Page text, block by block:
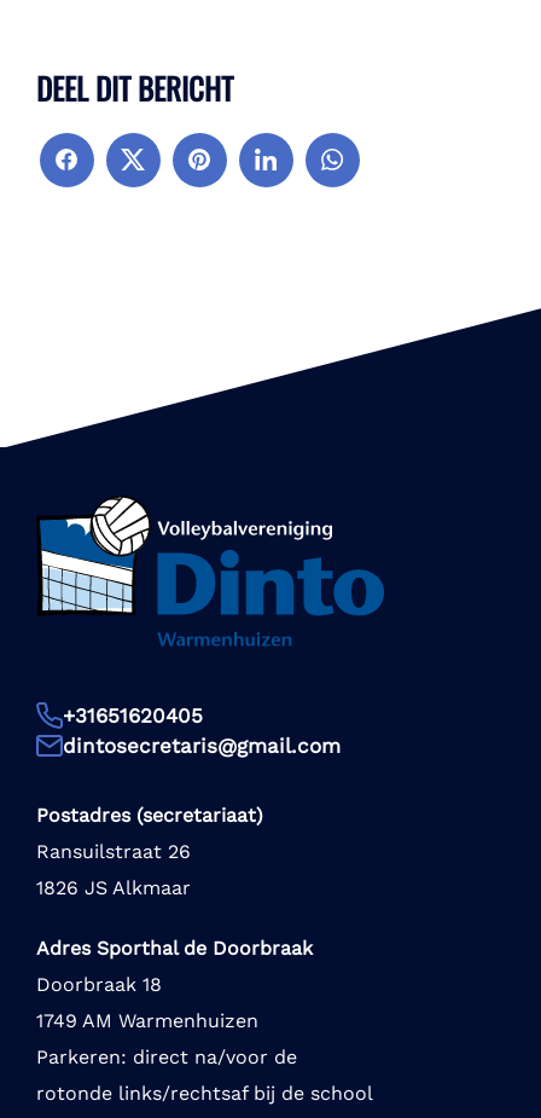
DEEL DIT BERICHT
+31651620405
dintosecretaris@gmail.com
Postadres (secretariaat)
Ransuilstraat 26
1826 JS Alkmaar
Adres Sporthal de Doorbraak
Doorbraak 18
1749 AM Warmenhuizen
Parkeren: direct na/voor de
rotonde links/rechtsaf bij de school